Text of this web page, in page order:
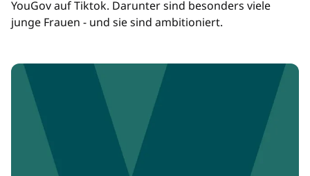
YouGov auf Tiktok. Darunter sind besonders viele
junge Frauen - und sie sind ambitioniert.